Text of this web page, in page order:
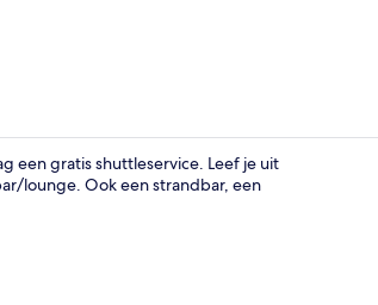
een gratis shuttleservice. Leef je uit
lounge. Ook een strandbar, een